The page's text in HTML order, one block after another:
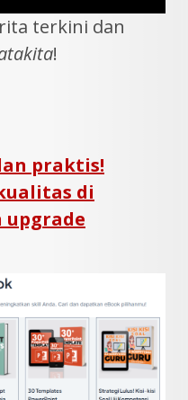
terkini dan
!
praktis!
di